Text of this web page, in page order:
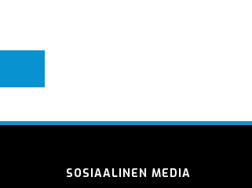
SOSIAALINEN MEDIA